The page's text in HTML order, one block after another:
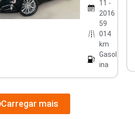
11 -
2016
59
014
km
Gasol
ina
Carregar mais